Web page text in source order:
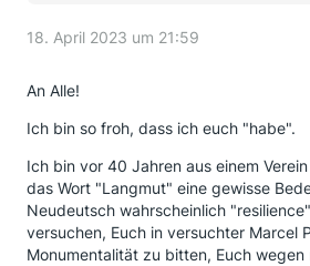
18. April 2023 um 21:59
An Alle!
Ich bin so froh, dass ich euch "habe".
Ich bin vor 40 Jahren aus einem
das Wort "Langmut" eine gewisse
Neudeutsch wahrscheinlich
versuchen, Euch in versuchter Marcel
Monumentalität zu bitten, Euch